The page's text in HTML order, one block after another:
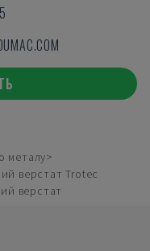
металу
верстат Trotec
верстат